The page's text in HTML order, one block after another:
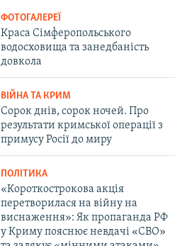
ФОТОГАЛЕРЕЇ
Краса Сімферопольського
водосховища та занедбаність
довкола
ВІЙНА ТА КРИМ
Сорок днів, сорок ночей. Про
результати кримської операції з
примусу Росії до миру
ПОЛІТИКА
«Короткострокова акція
перетворилася на війну на
виснаження»: Як пропаганда РФ
у Криму пояснює невдачі «СВО»